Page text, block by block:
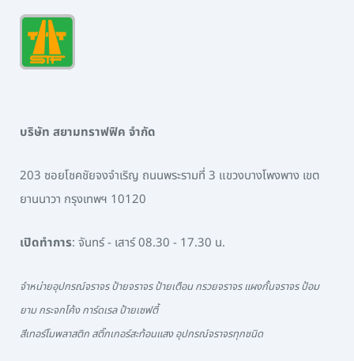
บริษัท สยามทราฟฟิค จำกัด
203 ซอยโชคชัยจงจำเริญ ถนนพระรามที่ 3 แขวงบางโพงพาง เขต
ยานนาวา กรุงเทพฯ 10120
เปิดทำการ: จันทร์ - เสาร์ 08.30 - 17.30 น.
จำหน่ายอุปกรณ์จราจร ป้ายจราจร ป้ายเตือน กรวยจราจร แผงกั้นจราจร ป้อม
ยาม กระจกโค้ง การ์ดเรล ป้ายเซฟตี้
สีเทอร์โมพลาสติก สติ๊กเกอร์สะท้อนแสง อุปกรณ์จราจรทุกชนิด